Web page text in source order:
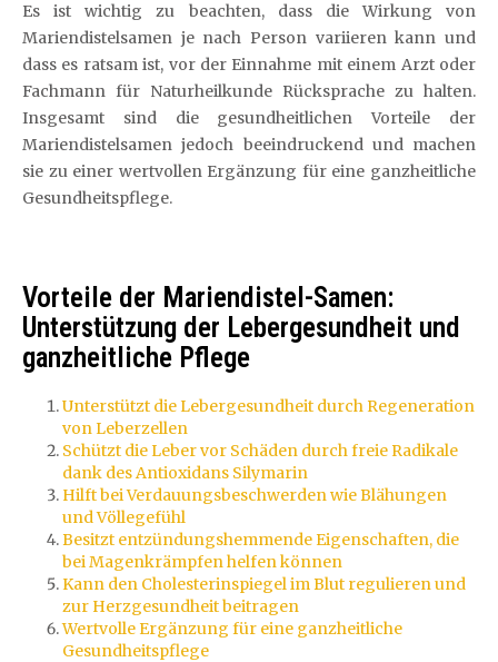
Es ist wichtig zu beachten, dass die Wirkung von
Mariendistelsamen je nach Person variieren kann und
dass es ratsam ist, vor der Einnahme mit einem Arzt oder
Fachmann für Naturheilkunde Rücksprache zu halten.
Insgesamt sind die gesundheitlichen Vorteile der
Mariendistelsamen jedoch beeindruckend und machen
sie zu einer wertvollen Ergänzung für eine ganzheitliche
Gesundheitspflege.
Vorteile der Mariendistel-Samen:
Unterstützung der Lebergesundheit und
ganzheitliche Pflege
Unterstützt die Lebergesundheit durch Regeneration
von Leberzellen
Schützt die Leber vor Schäden durch freie Radikale
dank des Antioxidans Silymarin
Hilft bei Verdauungsbeschwerden wie Blähungen
und Völlegefühl
Besitzt entzündungshemmende Eigenschaften, die
bei Magenkrämpfen helfen können
Kann den Cholesterinspiegel im Blut regulieren und
zur Herzgesundheit beitragen
Wertvolle Ergänzung für eine ganzheitliche
Gesundheitspflege